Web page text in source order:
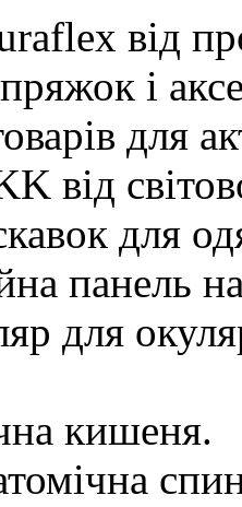
від
і
для
від
для
панель
для
кишеня.